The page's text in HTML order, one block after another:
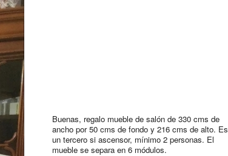
Buenas, regalo mueble de salón de 330 cms de
ancho por 50 cms de fondo y 216 cms de alto. Es
un tercero si ascensor, mínimo 2 personas. El
mueble se separa en 6 módulos.